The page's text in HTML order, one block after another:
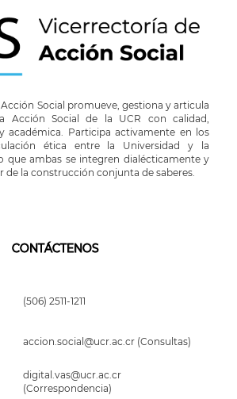
Social promueve, gestiona y articula
Acción Social de la UCR con calidad,
académica. Participa activamente en los
ética entre la Universidad y la
que ambas se integren dialécticamente y
de la construcción conjunta de saberes.
CONTÁCTENOS
(506) 2511-1211
accion.social@ucr.ac.cr (Consultas)
digital.vas@ucr.ac.cr
(Correspondencia)